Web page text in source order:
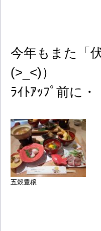
今年もまた「
(>_<)）
ﾗｲﾄｱｯﾌﾟ前に・
五穀豊穣